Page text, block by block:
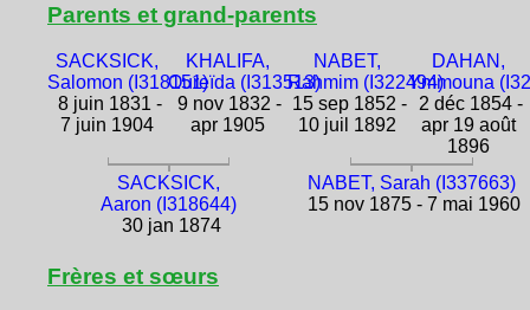
Parents et grand-parents
SACKSICK,
Salomon (I318151)
8 juin 1831 -
7 juin 1904
KHALIFA,
Oureïda (I313513)
9 nov 1832 -
apr 1905
NABET,
Rahmim (I322494)
15 sep 1852 -
10 juil 1892
DAHAN,
Ymmouna
2 déc 1854 -
apr 19 août
1896
SACKSICK,
Aaron (I318644)
30 jan 1874
NABET, Sarah (I337663)
15 nov 1875 - 7 mai 1960
Frères et sœurs